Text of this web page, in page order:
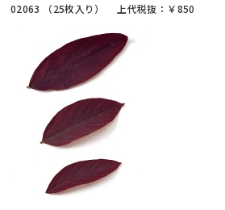
02063 （25枚入り） 上代税抜：￥850